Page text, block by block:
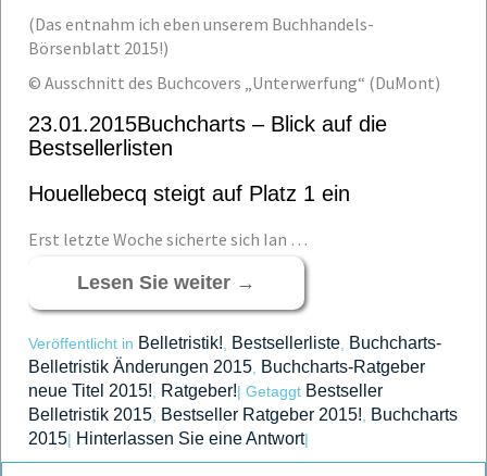
(Das entnahm ich eben unserem Buchhandels-
Börsenblatt 2015!)
© Ausschnitt des Buchcovers „Unterwerfung“ (DuMont)
23.01.2015Buchcharts – Blick auf die
Bestsellerlisten
Houellebecq steigt auf Platz 1 ein
Erst letzte Woche sicherte sich Ian …
Lesen Sie weiter →
Veröffentlicht in Belletristik! Bestsellerliste Buchcharts-
Belletristik Änderungen 2015 Buchcharts-Ratgeber
neue Titel 2015!
Ratgeber!| Getaggt Bestseller
Belletristik 2015 Bestseller Ratgeber 2015!
Buchcharts
2015| Hinterlassen Sie eine Antwort|